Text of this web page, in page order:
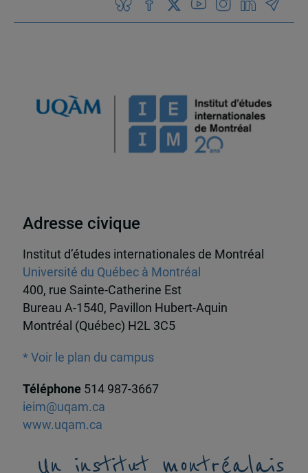
Adresse civique
Institut d’études internationales de Montréal
Université du Québec à Montréal
400, rue Sainte-Catherine Est
Bureau A-1540, Pavillon Hubert-Aquin
Montréal (Québec) H2L 3C5
* Voir le plan du campus
Téléphone 514 987-3667
ieim@uqam.ca
www.uqam.ca
Un institut montréalais